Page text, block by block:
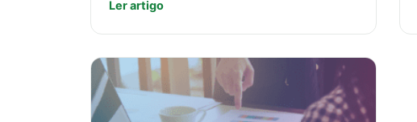
Ler artigo